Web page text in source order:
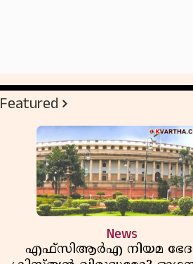
Featured
News
എഫ്സിആർഎ നിയമ